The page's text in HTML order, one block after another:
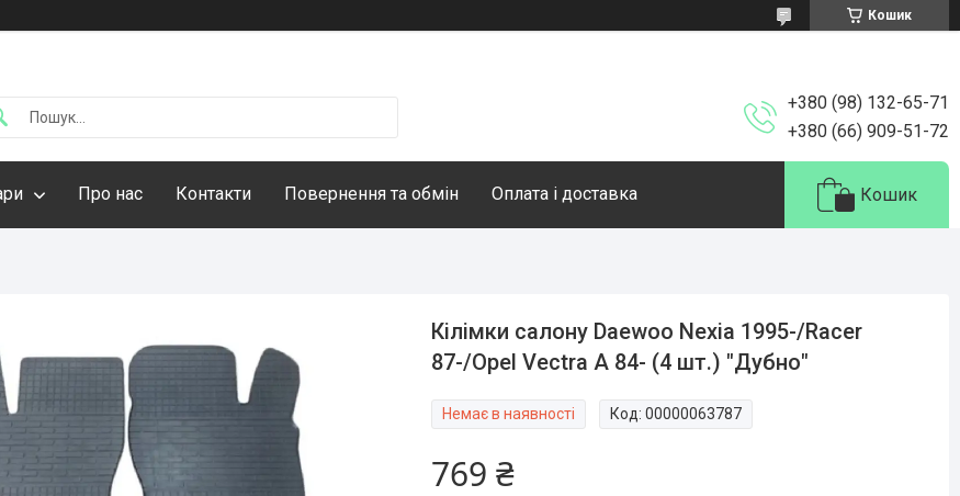
Кошик
+380 (98) 132-65-71
+380 (66) 909-51-72
Про нас Контакти Повернення та обмін Оплата і доставка Кошик
Кілімки салону Daewoo Nexia 1995-/Racer
87-/Opel Vectra A 84- (4 шт.) "Дубно"
Немає в наявності Код:00000063787
769 ₴